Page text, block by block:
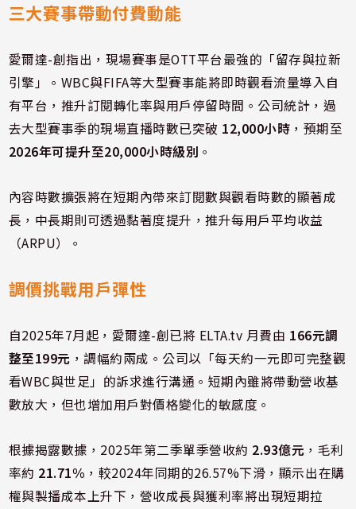
三大賽事帶動付費動能
愛爾達-創指出，現場賽事是OTT平台最強的「留存與拉新
引擎」。WBC與FIFA等大型賽事能將即時觀看流量導入自
有平台，推升訂閱轉化率與用戶停留時間。公司統計，過
去大型賽事季的現場直播時數已突破 12,000小時 ，預期至
2026年可提升至20,000小時級別 。
內容時數擴張將在短期內帶來訂閱數與觀看時數的顯著成
長，中長期則可透過黏著度提升，推升每用戶平均收益
（ARPU）。
調價挑戰用戶彈性
自2025年7月起，愛爾達-創已將 ELTA.tv 月費由 166元調
整至199元 ，調幅約兩成。公司以「每天約一元即可完整觀
看WBC與世足」的訴求進行溝通。短期內雖將帶動營收基
數放大，但也增加用戶對價格變化的敏感度。
根據揭露數據，2025年第二季單季營收約 2.93億元 ，毛利
率約 21.71% ，較2024年同期的26.57%下滑，顯示出在購
權與製播成本上升下，營收成長與獲利率將出現短期拉